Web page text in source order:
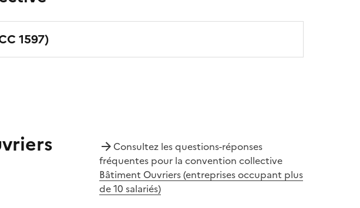
1597)
Consultez les questions-réponses
fréquentes pour la convention collective
Bâtiment Ouvriers (entreprises occupant plus
de 10 salariés)